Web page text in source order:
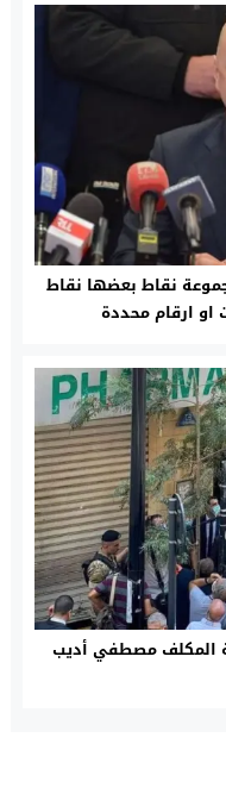
نقاط بعضها نقاط
او ارقام محددة
المكلف مصطفي أديب